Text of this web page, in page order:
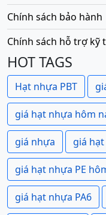
Chính sách bảo hành
Chính sách hỗ trợ kỹ
HOT TAGS
Hạt nhựa PBT
giá hạt nhựa hôm
giá nhựa giá hạt
giá hạt nhựa PE
giá hạt nhựa PA6